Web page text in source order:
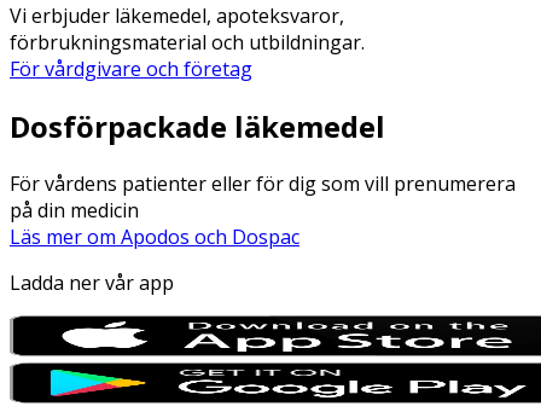
Vi erbjuder läkemedel, apoteksvaror,
förbrukningsmaterial och utbildningar.
För vårdgivare och företag
Dosförpackade läkemedel
För vårdens patienter eller för dig som vill prenumerera
på din medicin
Läs mer om Apodos och Dospac
Ladda ner vår app